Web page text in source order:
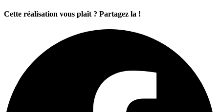
Cette réalisation vous plaît ? Partagez la !